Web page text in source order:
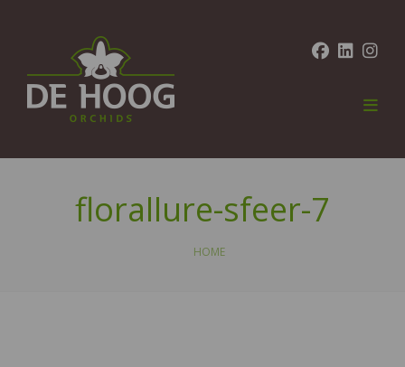
florallure-sfeer-7
HOME